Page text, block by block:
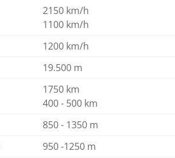
2150 km/h
1100 km/h
1200 km/h
19.500 m
1750 km
400 - 500 km
850 - 1350 m
950 -1250 m